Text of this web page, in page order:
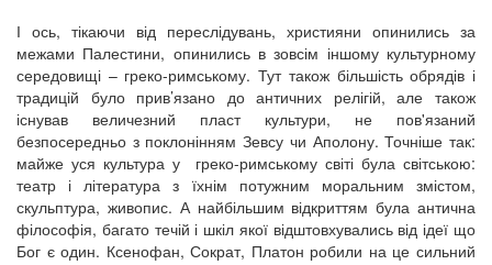
І ось, тікаючи від переслідувань, християни опинились за
межами Палестини, опинились в зовсім іншому культурному
середовищі – греко-римському. Тут також більшість обрядів і
традицій було прив’язано до античних релігій, але також
існував величезний пласт культури, не пов'язаний
безпосередньо з поклонінням Зевсу чи Аполону. Точніше так:
майже уся культура у греко-римському світі була світською:
театр і література з їхнім потужним моральним змістом,
скульптура, живопис. А найбільшим відкриттям була антична
філософія, багато течій і шкіл якої відштовхувались від ідеї що
Бог є один. Ксенофан, Сократ, Платон робили на це сильний